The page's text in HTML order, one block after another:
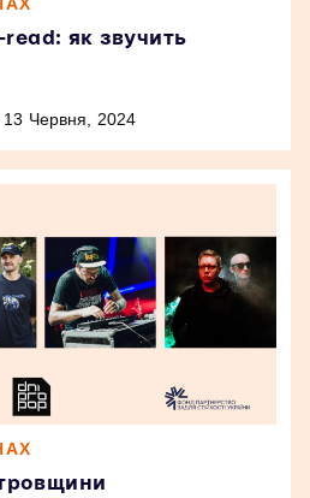
read: як звучить
13 Червня, 2024